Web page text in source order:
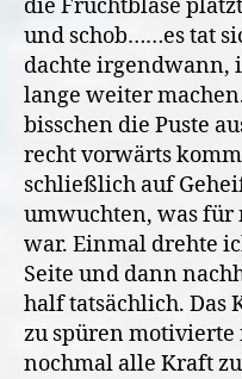
die Fruchtblase
und schob……es tat
dachte irgendwann,
lange weiter
bisschen die Puste
recht vorwärts
schließlich auf
umwuchten, was für
war. Einmal drehte
Seite und dann
half tatsächlich. Das
zu spüren
nochmal alle Kraft